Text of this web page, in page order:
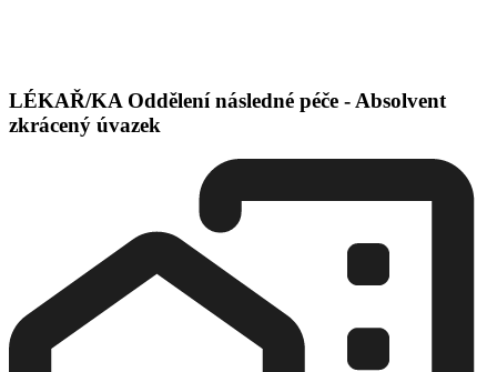
LÉKAŘ/KA Oddělení následné péče - Absolvent
zkrácený úvazek